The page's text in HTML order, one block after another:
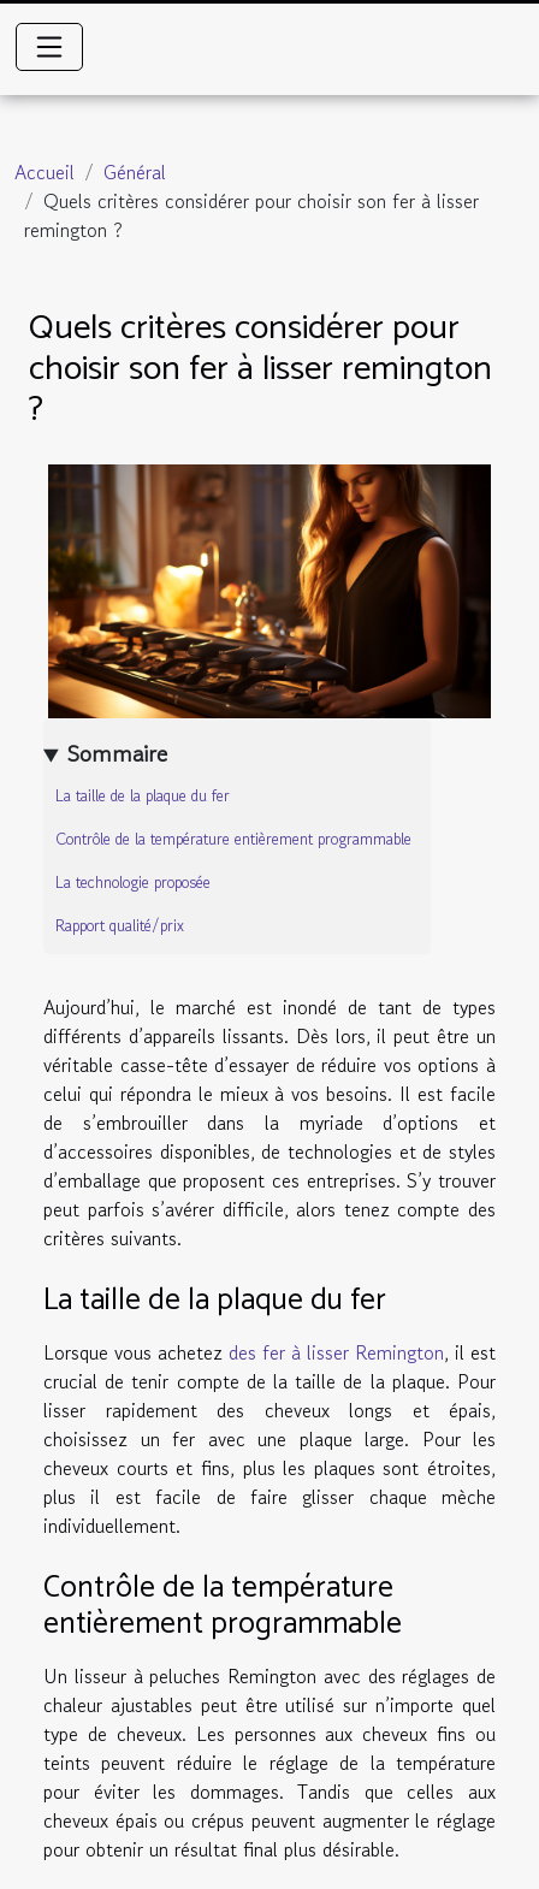
Accueil
Général
Quels critères considérer pour choisir son fer à lisser
remington ?
Quels critères considérer pour
choisir son fer à lisser remington
?
Sommaire
La taille de la plaque du fer
Contrôle de la température entièrement programmable
La technologie proposée
Rapport qualité/prix
Aujourd’hui, le marché est inondé de tant de types
différents d’appareils lissants. Dès lors, il peut être un
véritable casse-tête d’essayer de réduire vos options à
celui qui répondra le mieux à vos besoins. Il est facile
de s’embrouiller dans la myriade d’options et
d’accessoires disponibles, de technologies et de styles
d’emballage que proposent ces entreprises. S’y trouver
peut parfois s’avérer difficile, alors tenez compte des
critères suivants.
La taille de la plaque du fer
Lorsque vous achetez des fer à lisser Remington, il est
crucial de tenir compte de la taille de la plaque. Pour
lisser rapidement des cheveux longs et épais,
choisissez un fer avec une plaque large. Pour les
cheveux courts et fins, plus les plaques sont étroites,
plus il est facile de faire glisser chaque mèche
individuellement.
Contrôle de la température
entièrement programmable
Un lisseur à peluches Remington avec des réglages de
chaleur ajustables peut être utilisé sur n’importe quel
type de cheveux. Les personnes aux cheveux fins ou
teints peuvent réduire le réglage de la température
pour éviter les dommages. Tandis que celles aux
cheveux épais ou crépus peuvent augmenter le réglage
pour obtenir un résultat final plus désirable.